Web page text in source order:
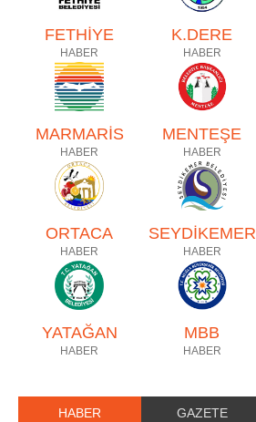
FETHİYE
HABER
K.DERE
HABER
MARMARİS
HABER
MENTEŞE
HABER
ORTACA
HABER
SEYDİKEMER
HABER
YATAĞAN
HABER
MBB
HABER
HABER GAZETE